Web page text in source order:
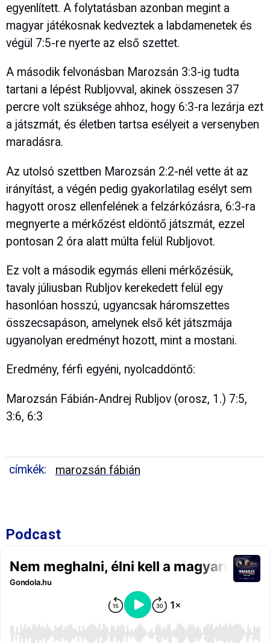
egyenlített. A folytatásban azonban megint a
magyar játékosnak kedveztek a labdamenetek és
végül 7:5-re nyerte az első szettet.
A második felvonásban Marozsán 3:3-ig tudta
tartani a lépést Rubljovval, akinek összesen 37
percre volt szüksége ahhoz, hogy 6:3-ra lezárja ezt
a játszmát, és életben tartsa esélyeit a versenyben
maradásra.
Az utolsó szettben Marozsán 2:2-nél vette át az
irányítást, a végén pedig gyakorlatilag esélyt sem
hagyott orosz ellenfelének a felzárkózásra, 6:3-ra
megnyerte a mérkőzést eldöntő játszmát, ezzel
pontosan 2 óra alatt múlta felül Rubljovot.
Ez volt a második egymás elleni mérkőzésük,
tavaly júliusban Rubljov kerekedett felül egy
hasonlóan hosszú, ugyancsak háromszettes
összecsapáson, amelynek első két játszmája
ugyanolyan eredményt hozott, mint a mostani.
Eredmény, férfi egyéni, nyolcaddöntő:
Marozsán Fábián-Andrej Rubljov (orosz, 1.) 7:5,
3:6, 6:3
címkék: marozsán fábián
Podcast